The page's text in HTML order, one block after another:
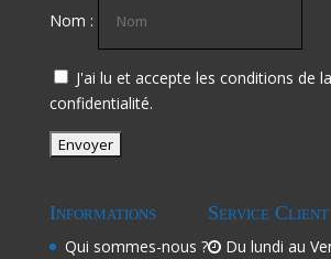
Nom :
J'ai lu et accepte les conditions de
confidentialité.
Informations
Qui sommes-nous ?
Service Client
Du lundi au